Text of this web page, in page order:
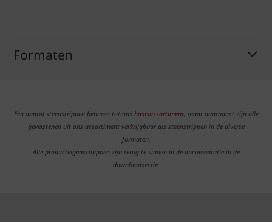
Formaten
Een aantal steenstrippen behoren tot ons basisassortiment, maar daarnaast zijn alle
gevelstenen uit ons assortiment verkrijgbaar als steenstrippen in de diverse
formaten.
Alle producteigenschappen zijn terug te vinden in de documentatie in de
downloadsectie.